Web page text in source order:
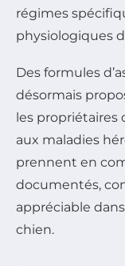
régimes
physiologiques
Des formules
désormais
les propriétaires
aux maladies
prennent en
documentés,
appréciable
chien.